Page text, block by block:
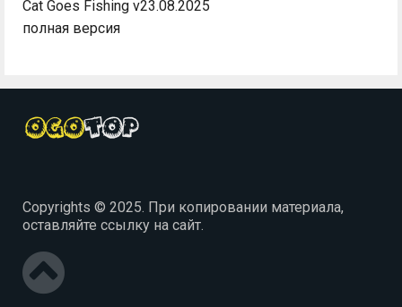
Cat Goes Fishing v23.08.2025
полная версия
Copyrights © 2025. При копировании материала,
оставляйте ссылку на сайт.